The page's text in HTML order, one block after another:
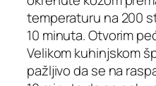
temperaturu na 200
10 minuta. Otvorim
Velikom kuhinjskom
pažljivo da se na